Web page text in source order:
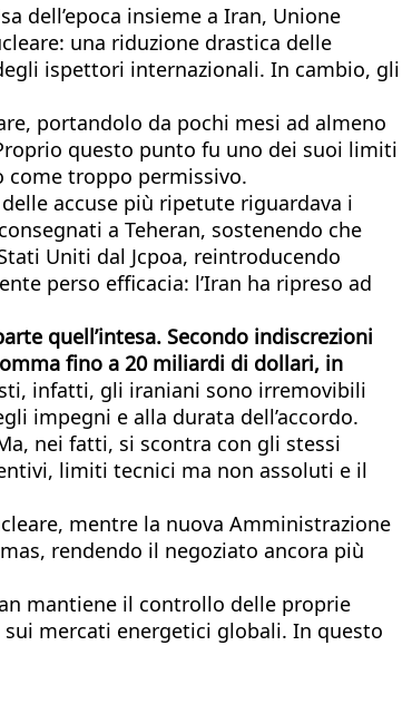
dell’epoca insieme a Iran, Unione
una riduzione drastica delle
ispettori internazionali. In cambio, gli
portandolo da pochi mesi ad almeno
questo punto fu uno dei suoi limiti
come troppo permissivo.
accuse più ripetute riguardava i
a Teheran, sostenendo che
Uniti dal Jcpoa, reintroducendo
perso efficacia: l’Iran ha ripreso ad
quell’intesa. Secondo indiscrezioni
fino a 20 miliardi di dollari, in
infatti, gli iraniani sono irremovibili
impegni e alla durata dell’accordo.
nei fatti, si scontra con gli stessi
limiti tecnici ma non assoluti e il
mentre la nuova Amministrazione
rendendo il negoziato ancora più
mantiene il controllo delle proprie
mercati energetici globali. In questo